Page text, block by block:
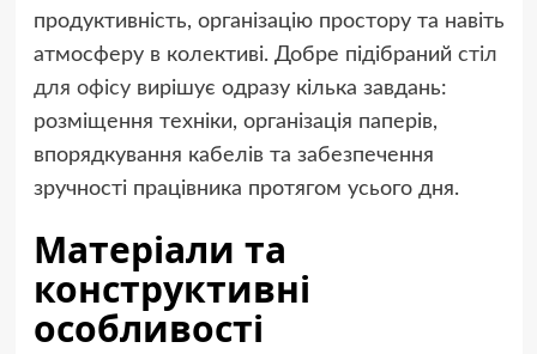
продуктивність, організацію простору та навіть
атмосферу в колективі. Добре підібраний стіл
для офісувирішує одразу кілька завдань:
розміщення техніки, організація паперів,
впорядкування кабелів та забезпечення
зручності працівника протягом усього дня.
Матеріали та
конструктивні
особливості